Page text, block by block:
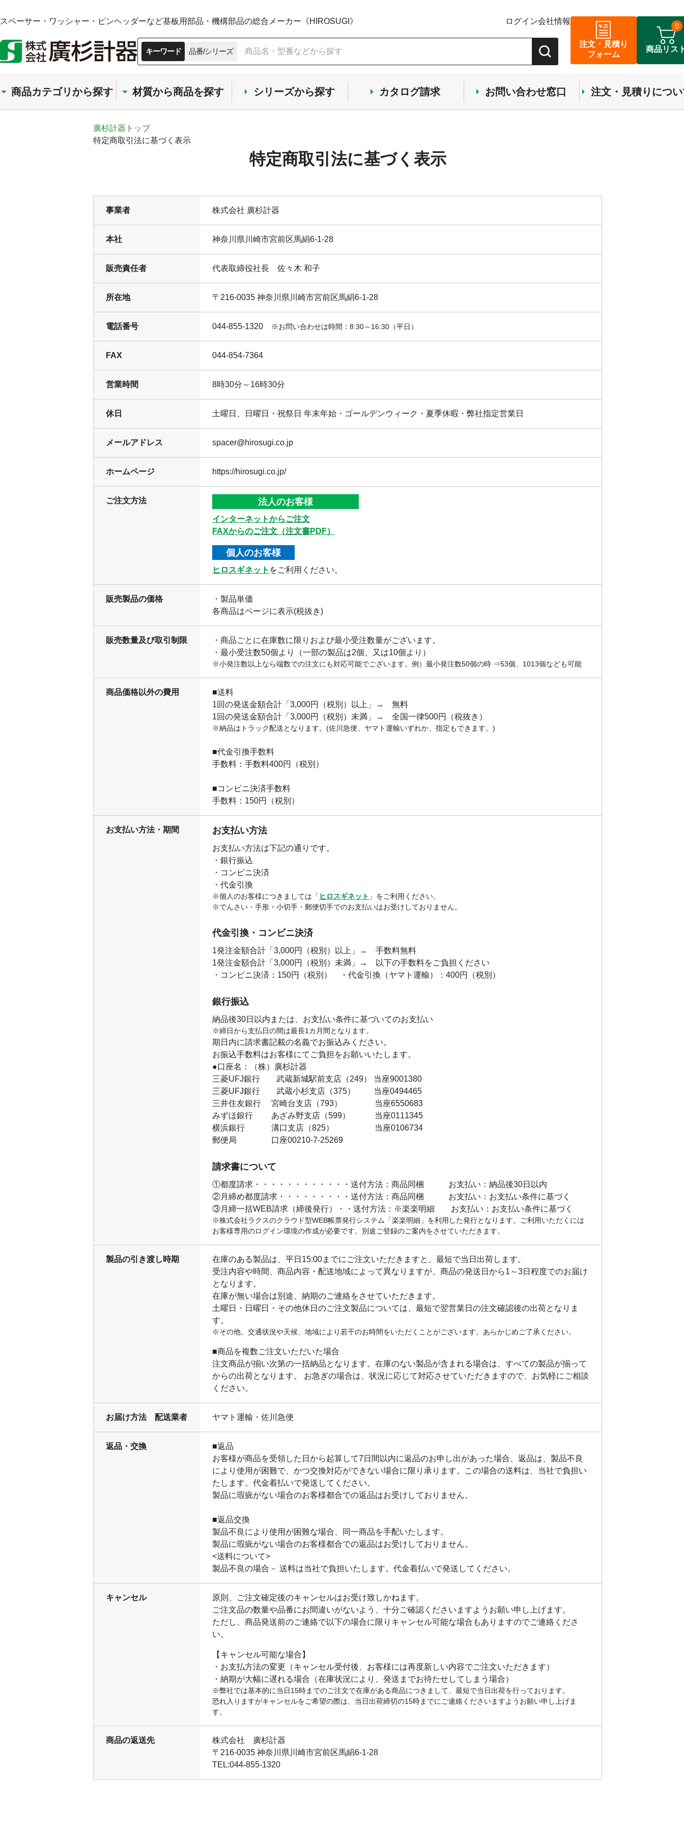
スペーサー・ワッシャー・ピンヘッダーなど基板用部品・機構部品の総合メーカー《HIROSUGI》 ログイン会社情報
キーワード 品番/シリーズ
注文・見積り
フォーム
商品リス
0
商品カテゴリから探す 材質から商品を探す シリーズから探す カタログ請求 お問い合わせ窓口 注文・見積りにつ
廣杉計器トップ
特定商取引法に基づく表示
特定商取引法に基づく表示
事業者 株式会社 廣杉計器
本社 神奈川県川崎市宮前区馬絹6-1-28
販売責任者 代表取締役社長 佐々木 和子
所在地 〒216-0035 神奈川県川崎市宮前区馬絹6-1-28
電話番号 044-855-1320 ※お問い合わせは時間：8:30～16:30（平日）
FAX 044-854-7364
営業時間 8時30分～16時30分
休日 土曜日、日曜日・祝祭日 年末年始・ゴールデンウィーク・夏季休暇・弊社指定営業日
メールアドレス spacer@hirosugi.co.jp
ホームページ https://hirosugi.co.jp/
ご注文方法 法人のお客様
インターネットからご注文
FAXからのご注文（注文書PDF）
個人のお客様
ヒロスギネット をご利用ください。
販売製品の価格
・製品単価
各商品はページに表示(税抜き)
販売数量及び取引制限
・商品ごとに在庫数に限りおよび最小受注数量がございます。
・最小受注数50個より（一部の製品は2個、又は10個より）
※小発注数以上なら端数での注文にも対応可能でございます。例）最小発注数50個の時 ⇒53個、1013個なども可能
商品価格以外の費用
■送料
1回の発送金額合計「3,000円（税別）以上」→ 無料
1回の発送金額合計「3,000円（税別）未満」→ 全国一律500円（税抜き）
※納品はトラック配送となります。(佐川急便、ヤマト運輸いずれか、指定もできます。)
■代金引換手数料
手数料：手数料400円（税別）
■コンビニ決済手数料
手数料：150円（税別）
お支払い方法・期間 お支払い方法
お支払い方法は下記の通りです。
・銀行振込
・コンビニ決済
・代金引換
※個人のお客様につきましては「 ヒロスギネット 」をご利用ください。
※でんさい・手形・小切手・郵便切手でのお支払いはお受けしておりません。
代金引換・コンビニ決済
1発注金額合計「3,000円（税別）以上」→ 手数料無料
1発注金額合計「3,000円（税別）未満」→ 以下の手数料をご負担ください
・コンビニ決済：150円（税別） ・代金引換（ヤマト運輸）：400円（税別）
銀行振込
納品後30日以内または、お支払い条件に基づいてのお支払い
※締日から支払日の間は最長1カ月間となります。
期日内に請求書記載の名義でお振込みください。
お振込手数料はお客様にてご負担をお願いいたします。
●口座名：（株）廣杉計器
三菱UFJ銀行 武蔵新城駅前支店（249） 当座9001380
三菱UFJ銀行 武蔵小杉支店（375） 当座0494465
三井住友銀行 宮崎台支店（793） 当座6550683
みずほ銀行 あざみ野支店（599） 当座0111345
横浜銀行 溝口支店（825） 当座0106734
郵便局 口座00210-7-25269
請求書について
①都度請求・・・・・・・・・・・・送付方法：商品同梱 お支払い：納品後30日以内
②月締め都度請求・・・・・・・・・送付方法：商品同梱 お支払い：お支払い条件に基づく
③月締一括WEB請求（締後発行）・・送付方法：※楽楽明細 お支払い：お支払い条件に基づく
※株式会社ラクスのクラウド型WEB帳票発行システム「楽楽明細」を利用した発行となります。ご利用いただくには
お客様専用のログイン環境の作成が必要です。別途ご登録のご案内をさせていただきます。
製品の引き渡し時期
在庫のある製品は、平日15:00までにご注文いただきますと、最短で当日出荷します。
受注内容や時間、商品内容・配送地域によって異なりますが、商品の発送日から1～3日程度でのお届け
となります。
在庫が無い場合は別途、納期のご連絡をさせていただきます。
土曜日・日曜日・その他休日のご注文製品については、最短で翌営業日の注文確認後の出荷となりま
す。
※その他、交通状況や天候、地域により若干のお時間をいただくことがございます。あらかじめご了承ください。
■商品を複数ご注文いただいた場合
注文商品が揃い次第の一括納品となります。在庫のない製品が含まれる場合は、すべての製品が揃って
からの出荷となります。 お急ぎの場合は、状況に応じて対応させていただきますので、お気軽にご相談
ください。
お届け方法 配送業者 ヤマト運輸・佐川急便
返品・交換
■返品
お客様が商品を受領した日から起算して7日間以内に返品のお申し出があった場合、返品は、製品不良
により使用が困難で、かつ交換対応ができない場合に限り承ります。この場合の送料は、当社で負担い
たします。代金着払いで発送してください。
製品に瑕疵がない場合のお客様都合での返品はお受けしておりません。
■返品交換
製品不良により使用が困難な場合、同一商品を手配いたします。
製品に瑕疵がない場合のお客様都合での返品はお受けしておりません。
<送料について>
製品不良の場合－ 送料は当社で負担いたします。代金着払いで発送してください。
キャンセル
原則、ご注文確定後のキャンセルはお受け致しかねます。
ご注文品の数量や品番にお間違いがないよう、十分ご確認くださいますようお願い申し上げます。
ただし、商品発送前のご連絡で以下の場合に限りキャンセル可能な場合もありますのでご連絡くださ
い。
【キャンセル可能な場合】
・お支払方法の変更（キャンセル受付後、お客様には再度新しい内容でご注文いただきます）
・納期が大幅に遅れる場合（在庫状況により、発送までお待たせしてしまう場合）
※弊社では基本的に当日15時までのご注文で在庫がある商品につきまして、最短で当日出荷を行っております。
恐れ入りますがキャンセルをご希望の際は、当日出荷締切の15時までにご連絡くださいますようお願い申し上げま
す。
商品の返送先
株式会社 廣杉計器
〒216-0035 神奈川県川崎市宮前区馬絹6-1-28
TEL:044-855-1320